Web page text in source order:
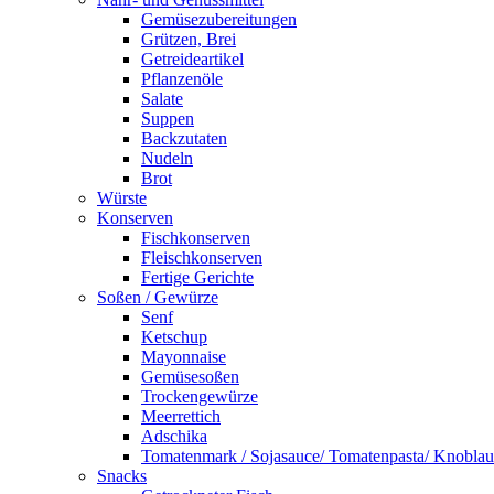
Gemüsezubereitungen
Grützen, Brei
Getreideartikel
Pflanzenöle
Salate
Suppen
Backzutaten
Nudeln
Brot
Würste
Konserven
Fischkonserven
Fleischkonserven
Fertige Gerichte
Soßen / Gewürze
Senf
Ketschup
Mayonnaise
Gemüsesoßen
Trockengewürze
Meerrettich
Adschika
Tomatenmark / Sojasauce/ Tomatenpasta/
Snacks